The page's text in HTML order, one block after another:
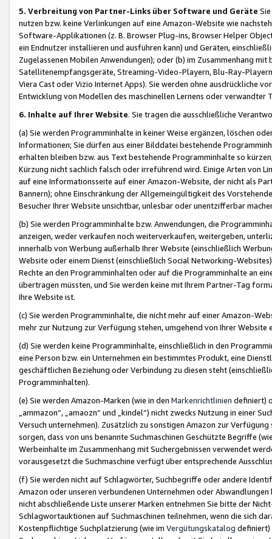
5. Verbreitung von Partner-Links über Software und Geräte
nutzen bzw. keine Verlinkungen auf eine Amazon-Website wie
Software-Applikationen (z. B. Browser Plug-ins, Browser Helper
ein Endnutzer installieren und ausführen kann) und Geräten,
Zugelassenen Mobilen Anwendungen); oder (b) im Zusammenhang
Satellitenempfangsgeräte, Streaming-Video-Playern, Blu-Ray-
Viera Cast oder Vizio Internet Apps). Sie werden ohne ausdrückliche
Entwicklung von Modellen des maschinellen Lernens oder
6. Inhalte auf Ihrer Website. Sie tragen die ausschließliche
(a) Sie werden Programminhalte in keiner Weise ergänzen, löschen
Informationen; Sie dürfen aus einer Bilddatei bestehende
erhalten bleiben bzw. aus Text bestehende Programminhalte so
Kürzung nicht sachlich falsch oder irreführend wird. Einige Arten von
auf eine Informationsseite auf einer Amazon-Website, der nicht als
Bannern); ohne Einschränkung der Allgemeingültigkeit des
Besucher Ihrer Website unsichtbar, unlesbar oder unentzifferbar
(b) Sie werden Programminhalte bzw. Anwendungen, die
anzeigen, weder verkaufen noch weiterverkaufen, weitergeben,
innerhalb von Werbung außerhalb Ihrer Website (einschließlich
Website oder einem Dienst (einschließlich Social Networking-
Rechte an den Programminhalten oder auf die Programminhalte an
übertragen müssten, und Sie werden keine mit Ihrem Partner-Tag
Ihre Website ist.
(c) Sie werden Programminhalte, die nicht mehr auf einer Amazon-
mehr zur Nutzung zur Verfügung stehen, umgehend von Ihrer
(d) Sie werden keine Programminhalte, einschließlich in den
eine Person bzw. ein Unternehmen ein bestimmtes Produkt, eine
geschäftlichen Beziehung oder Verbindung zu diesen steht
Programminhalten).
(e) Sie werden Amazon-Marken (wie in den Markenrichtlinien definiert)
„ammazon“, „amaozn“ und „kindel“) nicht zwecks Nutzung in einer
Versuch unternehmen). Zusätzlich zu sonstigen Amazon zur
sorgen, dass von uns benannte Suchmaschinen Geschützte Begriffe
Werbeinhalte im Zusammenhang mit Suchergebnissen verwendet
vorausgesetzt die Suchmaschine verfügt über entsprechende
(f) Sie werden nicht auf Schlagwörter, Suchbegriffe oder andere
Amazon oder unseren verbundenen Unternehmen oder
nicht abschließende Liste unserer Marken entnehmen Sie bitte der
Schlagwortauktionen auf Suchmaschinen teilnehmen, wenn die sich
Kostenpflichtige Suchplatzierung (wie im Vergütungskatalog definiert)